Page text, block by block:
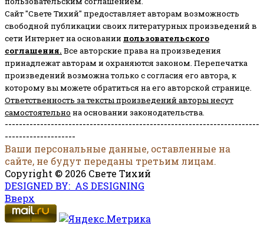
Сайт "Свете Тихий" предоставляет авторам возможность
свободной публикации своих литературных произведений в
сети Интернет на основании пользовательского
соглашения. Все авторские права на произведения
принадлежат авторам и охраняются законом. Перепечатка
произведений возможна только с согласия его автора, к
которому вы можете обратиться на его авторской странице.
Ответственность за тексты произведений авторы несут
самостоятельно на основании законодательства.
------------------------------------------------------------------------
--------------------
Ваши персональные данные, оставленные на
сайте, не будут переданы третьим лицам.
Copyright © 2026 Свете Тихий
DESIGNED BY: AS DESIGNING
Вверх